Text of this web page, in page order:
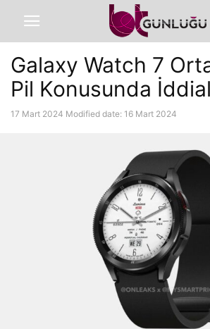
Galaxy Watch 7
Pil Konusunda
17 Mart 2024 Modified date: 16 Mart 2024